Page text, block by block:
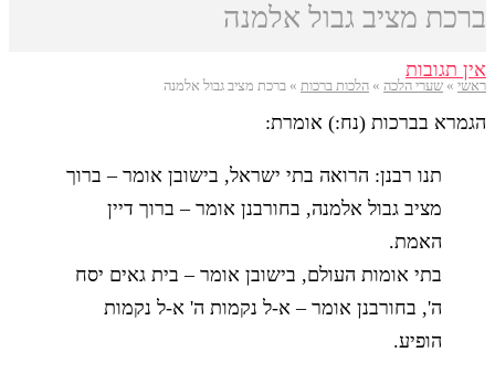
ברכת מציב גבול אלמנה
ראשי » שערי הלכה » הלכות ברכות » ברכת מציב גבול אלמנה
אין תגובות
הגמרא בברכות (נח:) אומרת:
תנו רבנן: הרואה בתי ישראל, בישובן אומר – ברוך
מציב גבול אלמנה, בחורבנן אומר – ברוך דיין
האמת.
בתי אומות העולם, בישובן אומר – בית גאים יסח
ה', בחורבנן אומר – א-ל נקמות ה' א-ל נקמות
הופיע.